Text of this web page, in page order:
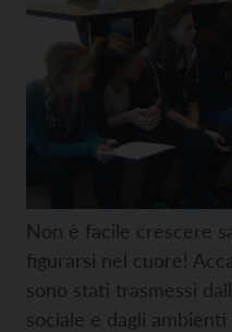
Non è facile crescere
figurarsi nel cuore!
sono stati trasmessi
sociale e dagli